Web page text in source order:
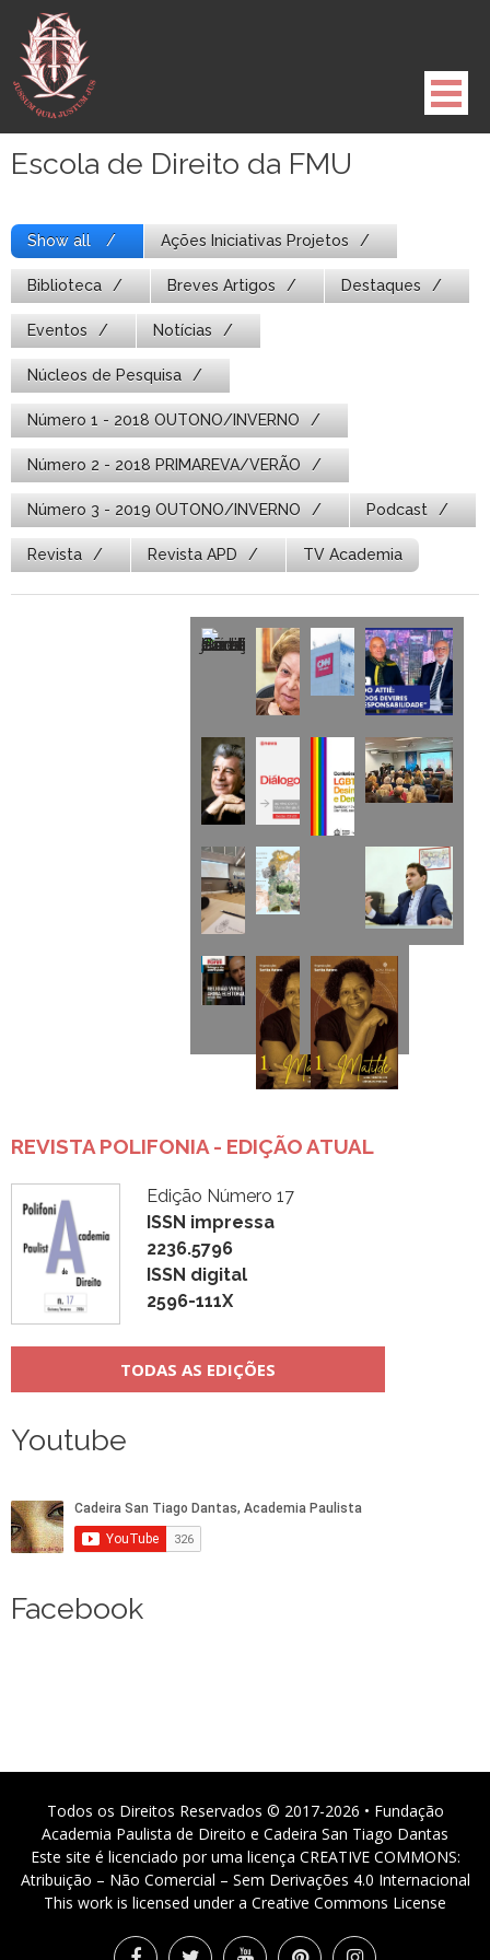
para
conteúdo
Escola de Direito da FMU
Show all Ações Iniciativas Projetos
Biblioteca Breves Artigos Destaques
Eventos Notícias
Núcleos de Pesquisa
Número 1 - 2018 OUTONO/INVERNO
Número 2 - 2018 PRIMAREVA/VERÃO
Número 3 - 2019 OUTONO/INVERNO Podcast
Revista Revista APD TV Academia
REVISTA POLIFONIA - EDIÇÃO ATUAL
Edição Número 17
ISSN impressa
2236.5796
ISSN digital
2596-111X
TODAS AS EDIÇÕES
Youtube
Facebook
Todos os Direitos Reservados © 2017-2026 • Fundação
Academia Paulista de Direito e Cadeira San Tiago Dantas
Este site é licenciado por uma licença CREATIVE COMMONS:
Atribuição – Não Comercial – Sem Derivações 4.0 Internacional
This work is licensed under a Creative Commons License